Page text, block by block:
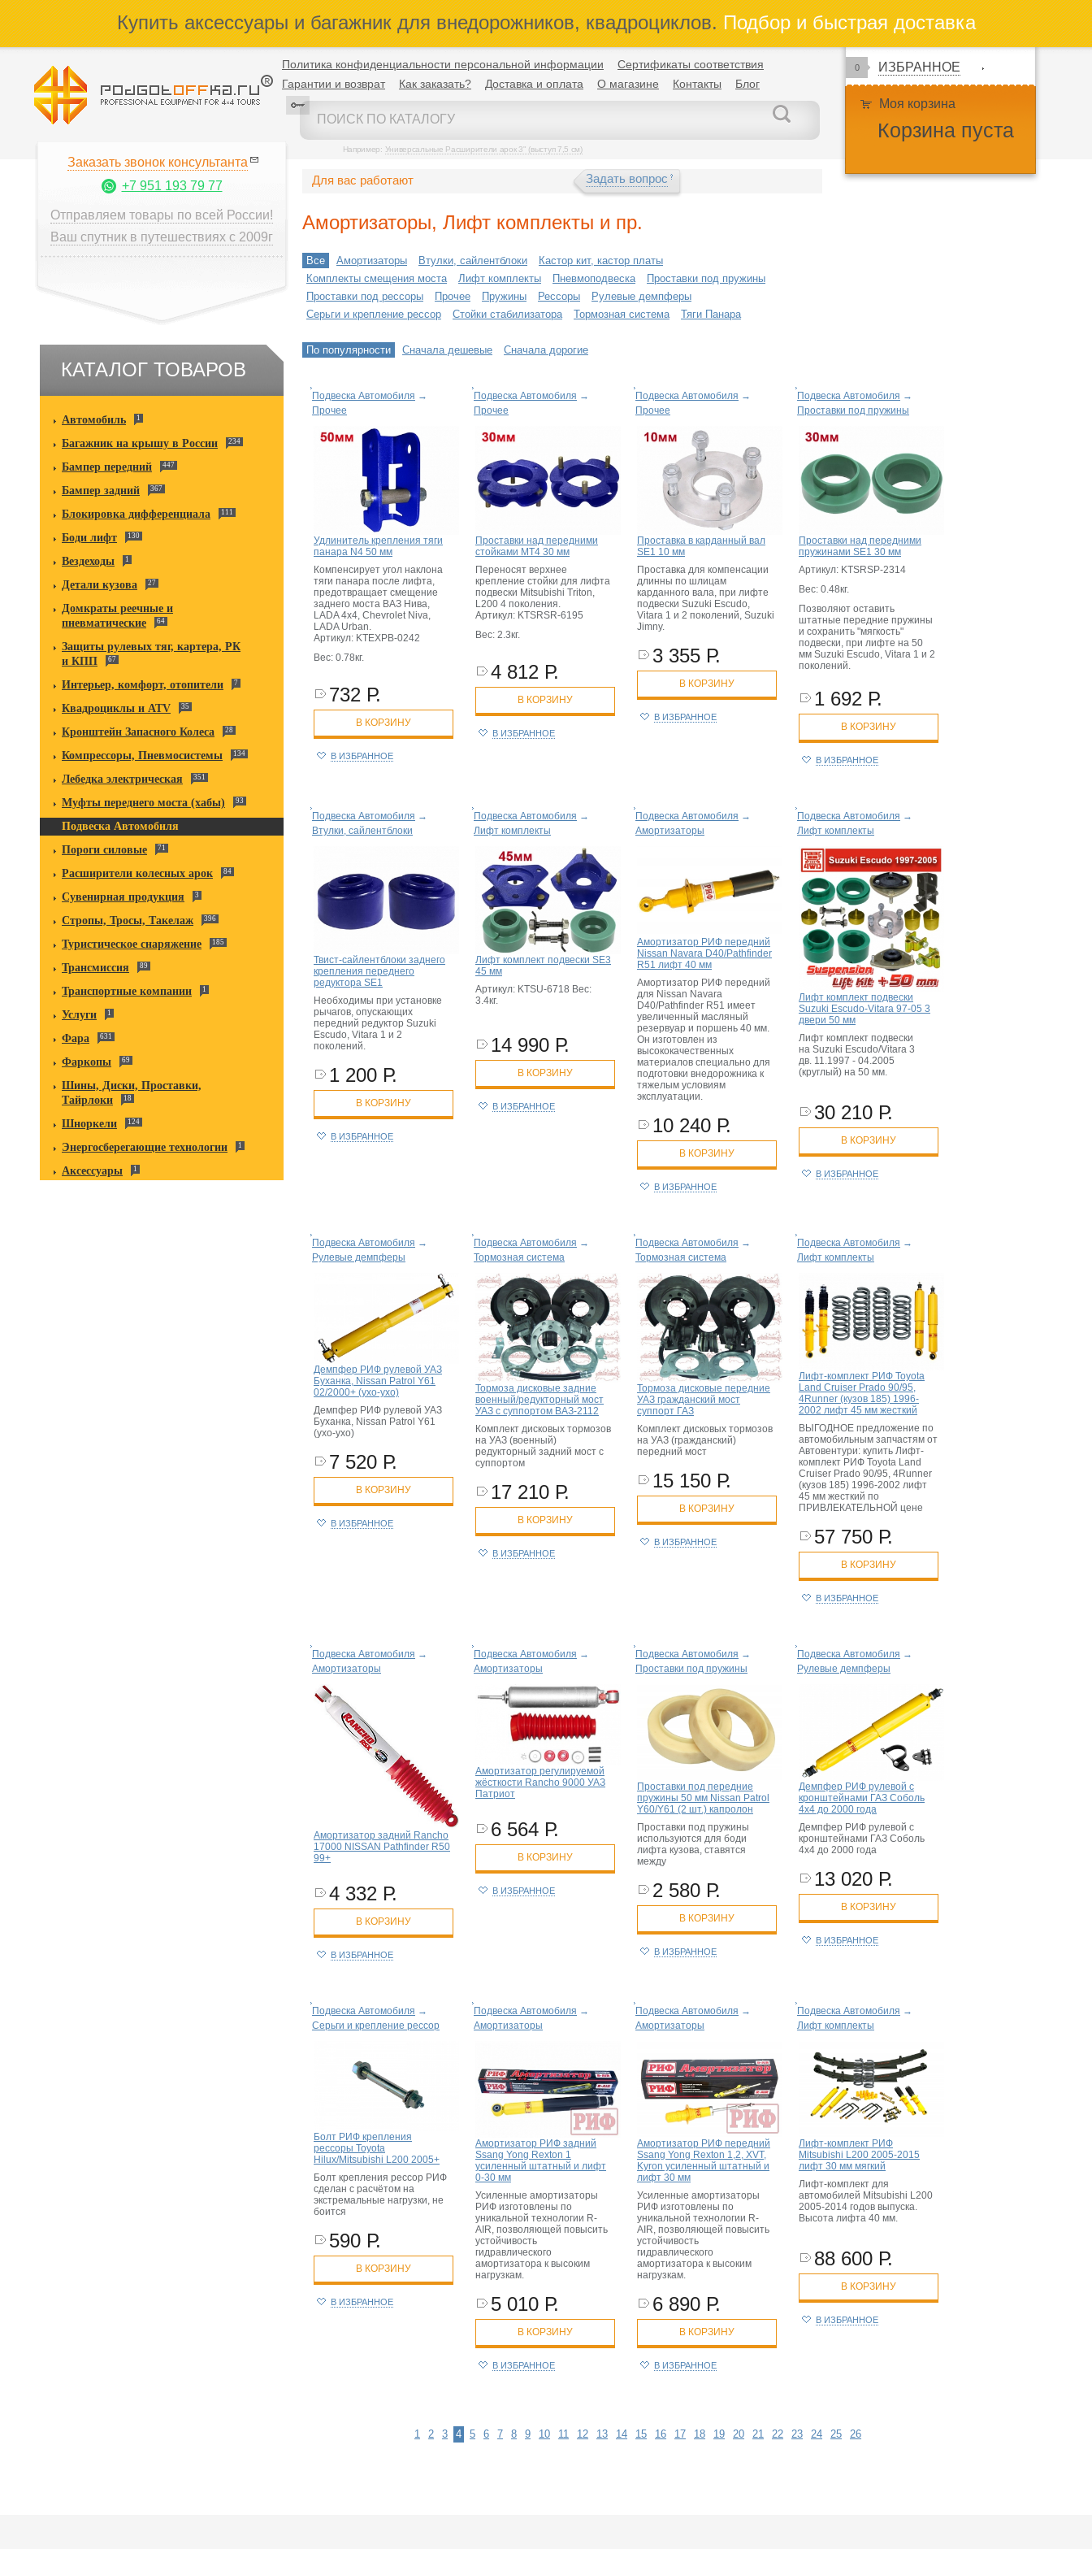
Купить аксессуары и багажник для внедорожников, квадроциклов.Подбор и быстрая доставка
Политика конфиденциальности персональной информации
Сертификаты соответствия
Гарантии и возврат
Как заказать? Доставка и оплата О магазине Контакты Блог
Например: Универсальные Расширители арок 3" (выступ 7,5 см)
0 ИЗБРАННОЕ
Моя корзина
Корзина пуста
Заказать звонок консультанта
+7 951 193 79 77
Отправляем товары по всей России!
Ваш спутник в путешествиях с 2009г
КАТАЛОГ ТОВАРОВ
Автомобиль 1
Багажник на крышу в России 234
Бампер передний 447
Бампер задний 367
Блокировка дифференциала 111
Боди лифт 130
Вездеходы 1
Детали кузова 27
Домкраты реечные и
пневматические
64
Защиты рулевых тяг, картера, РК
и КПП
67
Интерьер, комфорт, отопители 7
Квадроциклы и ATV 35
Кронштейн Запасного Колеса 28
Компрессоры, Пневмосистемы 134
Лебедка электрическая 351
Муфты переднего моста (хабы) 93
Подвеска Автомобиля
Пороги силовые
71
Расширители колесных арок 84
Сувенирная продукция 3
Стропы, Тросы, Такелаж 396
Туристическое снаряжение 185
Трансмиссия 89
Транспортные компании 1
Услуги 1
Фара 631
Фаркопы 69
Шины, Диски, Проставки,
Тайрлоки
18
Шноркели 124
Энергосберегающие технологии 1
Аксессуары 1
Для вас работают Задать вопрос
Амортизаторы, Лифт комплекты и пр.
Все Амортизаторы Втулки, сайлентблоки
Кастор кит, кастор платы
Комплекты смещения моста
Лифт комплекты Пневмоподвеска
Проставки под пружины
Проставки под рессоры
Прочее Пружины Рессоры
Рулевые демпферы
Серьги и крепление рессор
Стойки стабилизатора Тормозная система Тяги Панара
По популярности Сначала дешевые Сначала дорогие
Подвеска Автомобиля →
Прочее
Удлинитель крепления тяги
панара N4 50 мм
Компенсирует угол наклона
тяги панара после лифта,
предотвращает смещение
заднего моста ВАЗ Нива,
LADA 4x4, Chevrolet Niva,
LADA Urban.
Артикул: KTEXPB-0242
Вес: 0.78кг.
732 Р.
В КОРЗИНУ
В ИЗБРАННОЕ
Подвеска Автомобиля →
Прочее
Проставки над передними
стойками MT4 30 мм
Переносят верхнее
крепление стойки для лифта
подвески Mitsubishi Triton,
L200 4 поколения.
Артикул: KTSRSR-6195
Вес: 2.3кг.
4 812 Р.
В КОРЗИНУ
В ИЗБРАННОЕ
Подвеска Автомобиля →
Прочее
Проставка в карданный вал
SE1 10 мм
Проставка для компенсации
длинны по шлицам
карданного вала, при лифте
подвески Suzuki Escudo,
Vitara 1 и 2 поколений, Suzuki
Jimny.
3 355 Р.
В КОРЗИНУ
В ИЗБРАННОЕ
Подвеска Автомобиля →
Проставки под пружины
Проставки над передними
пружинами SE1 30 мм
Артикул: KTSRSP-2314
Вес: 0.48кг.
Позволяют оставить
штатные передние пружины
и сохранить "мягкость"
подвески, при лифте на 50
мм Suzuki Escudo, Vitara 1 и 2
поколений.
1 692 Р.
В КОРЗИНУ
В ИЗБРАННОЕ
Подвеска Автомобиля →
Втулки, сайлентблоки
Твист-сайлентблоки заднего
крепления переднего
редуктора SE1
Необходимы при установке
рычагов, опускающих
передний редуктор Suzuki
Escudo, Vitara 1 и 2
поколений.
1 200 Р.
В КОРЗИНУ
В ИЗБРАННОЕ
Подвеска Автомобиля →
Лифт комплекты
Лифт комплект подвески SE3
45 мм
Артикул: KTSU-6718 Вес:
3.4кг.
14 990 Р.
В КОРЗИНУ
В ИЗБРАННОЕ
Подвеска Автомобиля →
Амортизаторы
Амортизатор РИФ передний
Nissan Navara D40/Pathfinder
R51 лифт 40 мм
Амортизатор РИФ передний
для Nissan Navara
D40/Pathfinder R51 имеет
увеличенный масляный
резервуар и поршень 40 мм.
Он изготовлен из
высококачественных
материалов специально для
подготовки внедорожника к
тяжелым условиям
эксплуатации.
10 240 Р.
В КОРЗИНУ
В ИЗБРАННОЕ
Подвеска Автомобиля →
Лифт комплекты
Лифт комплект подвески
Suzuki Escudo-Vitara 97-05 3
двери 50 мм
Лифт комплект подвески
на Suzuki Escudo/Vitara 3
дв. 11.1997 - 04.2005
(круглый) на 50 мм.
30 210 Р.
В КОРЗИНУ
В ИЗБРАННОЕ
Подвеска Автомобиля →
Рулевые демпферы
Демпфер РИФ рулевой УАЗ
Буханка, Nissan Patrol Y61
02/2000+ (ухо-ухо)
Демпфер РИФ рулевой УАЗ
Буханка, Nissan Patrol Y61
(ухо-ухо)
7 520 Р.
В КОРЗИНУ
В ИЗБРАННОЕ
Подвеска Автомобиля →
Тормозная система
Тормоза дисковые задние
военный/редукторный мост
УАЗ с суппортом ВАЗ-2112
Комплект дисковых тормозов
на УАЗ (военный)
редукторный задний мост с
суппортом
17 210 Р.
В КОРЗИНУ
В ИЗБРАННОЕ
Подвеска Автомобиля →
Тормозная система
Тормоза дисковые передние
УАЗ гражданский мост
суппорт ГАЗ
Комплект дисковых тормозов
на УАЗ (гражданский)
передний мост
15 150 Р.
В КОРЗИНУ
В ИЗБРАННОЕ
Подвеска Автомобиля →
Лифт комплекты
Лифт-комплект РИФ Toyota
Land Cruiser Prado 90/95,
4Runner (кузов 185) 1996-
2002 лифт 45 мм жесткий
ВЫГОДНОЕ предложение по
автомобильным запчастям от
Автовентури: купить Лифт-
комплект РИФ Toyota Land
Cruiser Prado 90/95, 4Runner
(кузов 185) 1996-2002 лифт
45 мм жесткий по
ПРИВЛЕКАТЕЛЬНОЙ цене
57 750 Р.
В КОРЗИНУ
В ИЗБРАННОЕ
Подвеска Автомобиля →
Амортизаторы
Амортизатор задний Rancho
17000 NISSAN Pathfinder R50
99+
4 332 Р.
В КОРЗИНУ
В ИЗБРАННОЕ
Подвеска Автомобиля →
Амортизаторы
Амортизатор регулируемой
жёсткости Rancho 9000 УАЗ
Патриот
6 564 Р.
В КОРЗИНУ
В ИЗБРАННОЕ
Подвеска Автомобиля →
Проставки под пружины
Проставки под передние
пружины 50 мм Nissan Patrol
Y60/Y61 (2 шт.) капролон
Проставки под пружины
используются для боди
лифта кузова, ставятся
между
2 580 Р.
В КОРЗИНУ
В ИЗБРАННОЕ
Подвеска Автомобиля →
Рулевые демпферы
Демпфер РИФ рулевой с
кронштейнами ГАЗ Соболь
4x4 до 2000 года
Демпфер РИФ рулевой с
кронштейнами ГАЗ Соболь
4x4 до 2000 года
13 020 Р.
В КОРЗИНУ
В ИЗБРАННОЕ
Подвеска Автомобиля →
Серьги и крепление рессор
Болт РИФ крепления
рессоры Toyota
Hilux/Mitsubishi L200 2005+
Болт крепления рессор РИФ
сделан с расчётом на
экстремальные нагрузки, не
боится
590 Р.
В КОРЗИНУ
В ИЗБРАННОЕ
Подвеска Автомобиля →
Амортизаторы
Амортизатор РИФ задний
Ssang Yong Rexton 1
усиленный штатный и лифт
0-30 мм
Усиленные амортизаторы
РИФ изготовлены по
уникальной технологии R-
AIR, позволяющей повысить
устойчивость
гидравлического
амортизатора к высоким
нагрузкам.
5 010 Р.
В КОРЗИНУ
В ИЗБРАННОЕ
Подвеска Автомобиля →
Амортизаторы
Амортизатор РИФ передний
Ssang Yong Rexton 1,2, XVT,
Kyron усиленный штатный и
лифт 30 мм
Усиленные амортизаторы
РИФ изготовлены по
уникальной технологии R-
AIR, позволяющей повысить
устойчивость
гидравлического
амортизатора к высоким
нагрузкам.
6 890 Р.
В КОРЗИНУ
В ИЗБРАННОЕ
Подвеска Автомобиля →
Лифт комплекты
Лифт-комплект РИФ
Mitsubishi L200 2005-2015
лифт 30 мм мягкий
Лифт-комплект для
автомобилей Mitsubishi L200
2005-2014 годов выпуска.
Высота лифта 40 мм.
88 600 Р.
В КОРЗИНУ
В ИЗБРАННОЕ
1 2 3 4 5 6 7 8 9 10 11 12 13 14 15 16 17 18 19 20 21 22 23 24 25 26